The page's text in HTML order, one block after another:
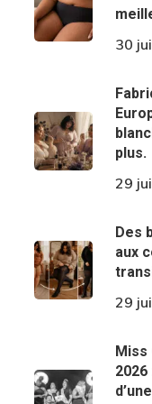
30
plus.
29
Des
aux
29
Miss